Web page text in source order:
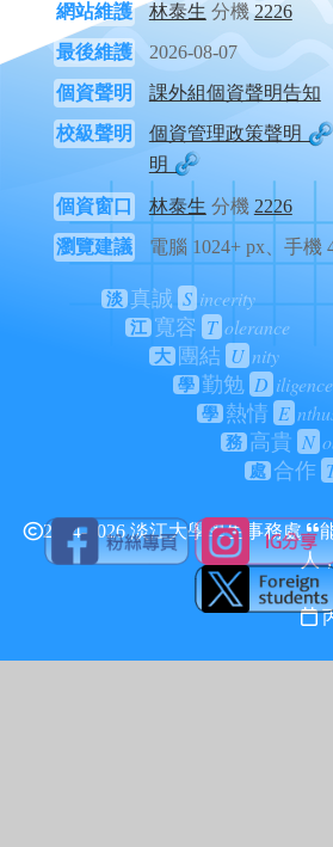
網站維護
林泰生 分機 2226
最後維護
2026-08-07
個資聲明
課外組個資聲明告知
校級聲明
個資管理政策聲明
明
個資窗口 林泰生 分機 2226
瀏覽建議
電腦 1024+ px、手機
淡 真誠 S incerity
江 寬容 T olerance
大 團結 U nity
學 勤勉 D iligence
學 熱情 E
務 高貴 N
處 合作
2024-2026 淡江大學學生事務處
人